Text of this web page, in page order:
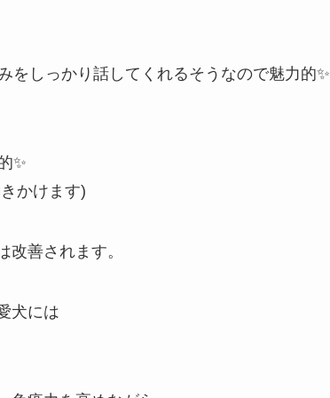
をしっかり話してくれるそうなので魅力的✨
✨
かけます)
善されます。
犬には